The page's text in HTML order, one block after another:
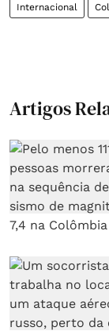
Internacional
Artigos